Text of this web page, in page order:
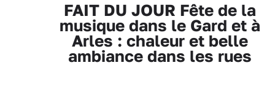
FAIT DU JOUR Fête de la
musique dans le Gard et à
Arles : chaleur et belle
ambiance dans les rues
Emma Paravisini, sur la place du Forum à Arles.